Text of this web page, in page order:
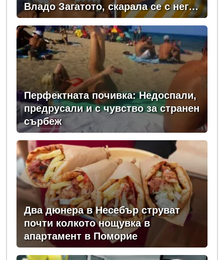
Владо Загатото, скарала се с него
за пари
Перфектната почивка: Недоспали,
предрусали и с чувство за странен
сърбеж
Два дюнера в Несебър струват
почти колкото нощувка в
апартамент в Поморие